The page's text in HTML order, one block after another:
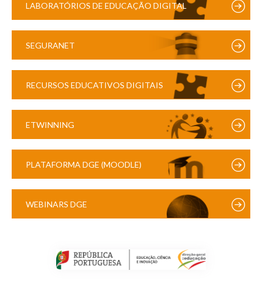
LABORATÓRIOS DE EDUCAÇÃO DIGITAL
SEGURANET
RECURSOS EDUCATIVOS DIGITAIS
ETWINNING
PLATAFORMA DGE (MOODLE)
WEBINARS DGE